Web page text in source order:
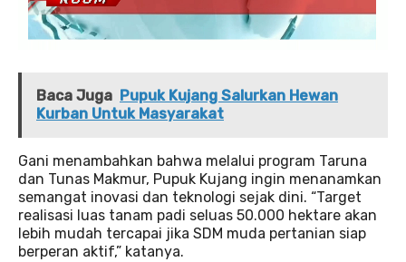
Baca Juga Pupuk Kujang Salurkan Hewan
Kurban Untuk Masyarakat
Gani menambahkan bahwa melalui program Taruna
dan Tunas Makmur, Pupuk Kujang ingin menanamkan
semangat inovasi dan teknologi sejak dini. “Target
realisasi luas tanam padi seluas 50.000 hektare akan
lebih mudah tercapai jika SDM muda pertanian siap
berperan aktif,” katanya.